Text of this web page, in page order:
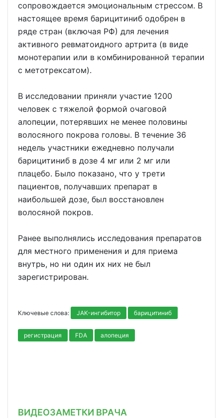
сопровождается эмоциональным стрессом. В
настоящее время барицитиниб одобрен в
ряде стран (включая РФ) для лечения
активного ревматоидного артрита (в виде
монотерапии или в комбинированной терапии
с метотрексатом).
В исследовании приняли участие 1200
человек с тяжелой формой очаговой
алопеции, потерявших не менее половины
волосяного покрова головы. В течение 36
недель участники ежедневно получали
барицитиниб в дозе 4 мг или 2 мг или
плацебо. Было показано, что у трети
пациентов, получавших препарат в
наибольшей дозе, был восстановлен
волосяной покров.
Ранее выполнялись исследования препаратов
для местного применения и для приема
внутрь, но ни один их них не был
зарегистрирован.
Ключевые слова: JAK-ингибитор барицитиниб
регистрация FDA алопеция
ВИДЕОЗАМЕТКИ ВРАЧА